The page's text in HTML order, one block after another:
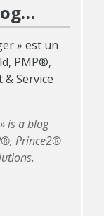
» est un
PMP®,
Service
is a blog
Prince2®